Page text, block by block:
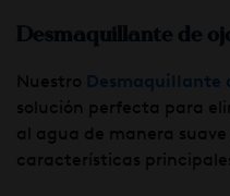
Desmaquillante de
Nuestro Desmaquillante
solución perfecta para
al agua de manera
características